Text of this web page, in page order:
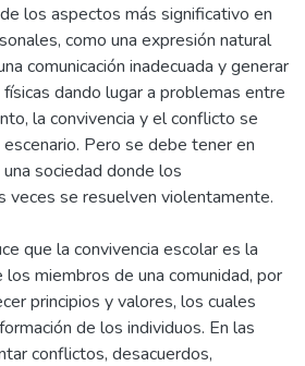
los aspectos más significativo en
como una expresión natural
comunicación inadecuada y generar
dando lugar a problemas entre
la convivencia y el conflicto se
Pero se debe tener en
sociedad donde los
veces se resuelven violentamente.
que la convivencia escolar es la
miembros de una comunidad, por
principios y valores, los cuales
de los individuos. En las
conflictos, desacuerdos,